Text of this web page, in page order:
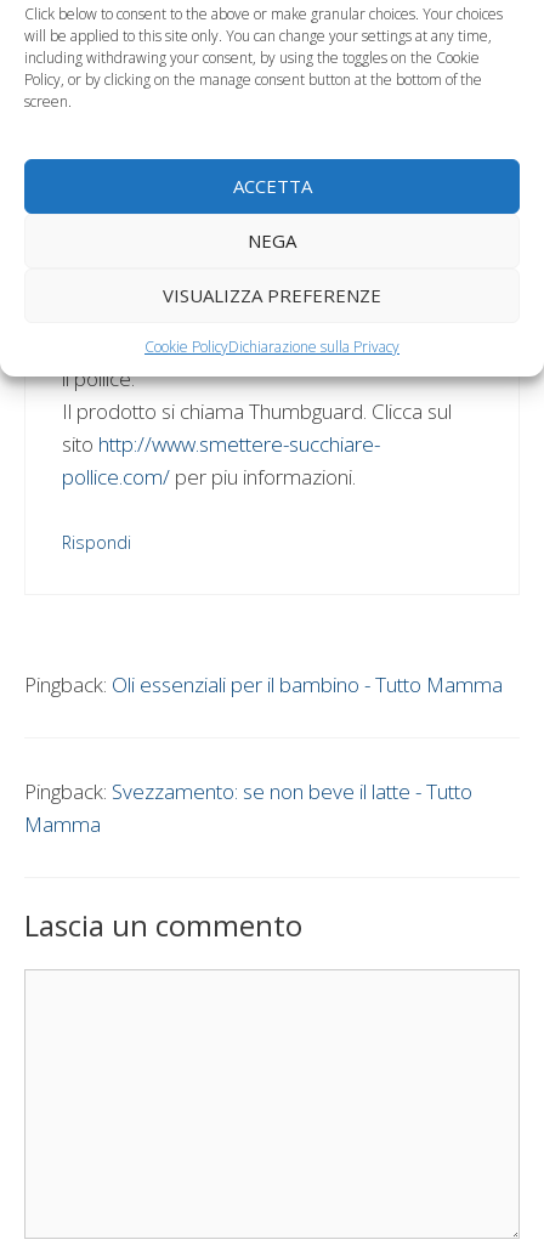
Click below to consent to the above or make granular choices. Your choices
will be applied to this site only. You can change your settings at any time,
including withdrawing your consent, by using the toggles on the Cookie
Policy, or by clicking on the manage consent button at the bottom of the
screen.
ACCETTA
NEGA
VISUALIZZA PREFERENZE
Cookie PolicyDichiarazione sulla Privacy
continua a succhiare il
pollice, che fare?”
15 Marzo 2010 alle 20:23
preoccupati perche i loro bambini si succhiano
il pollice.
Il prodotto si chiama Thumbguard. Clicca sul
sito http://www.smettere-succhiare-
pollice.com/ per piu informazioni.
Rispondi
Pingback: Oli essenziali per il bambino - Tutto Mamma
Pingback: Svezzamento: se non beve il latte - Tutto
Mamma
Lascia un commento